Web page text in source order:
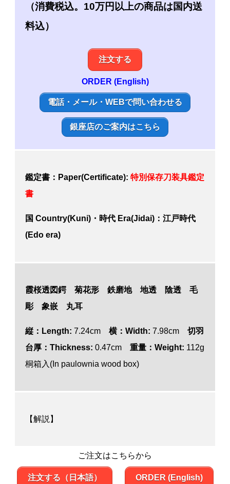
（消費税込。10万円以上の商品は国内送
料込）
注文する
ORDER (English)
電話・メール・WEBで問い合わせる
銀座店のご案内はこちら
鑑定書：Paper(Certificate): 特別保存刀装具鑑定
書
国 Country(Kuni)・時代 Era(Jidai)： 江戸時代
(Edo era)
霞桜透図鍔 菊花形 鉄磨地 地透 陰透 毛
彫 象嵌 丸耳
縦：Length: 7.24cm 横：Width: 7.98cm 切羽
台厚：Thickness: 0.47cm 重量：Weight: 112g
桐箱入(In paulownia wood box)
【解説】
ご注文はこちらから
注文する（日本語） ORDER (English)